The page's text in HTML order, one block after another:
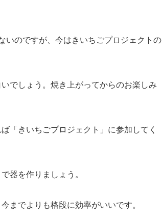
いのですが、今はきいちごプロジェクトの
でしょう。焼き上がってからのお楽しみ
「きいちごプロジェクト」に参加してく
器を作りましょう。
までよりも格段に効率がいいです。